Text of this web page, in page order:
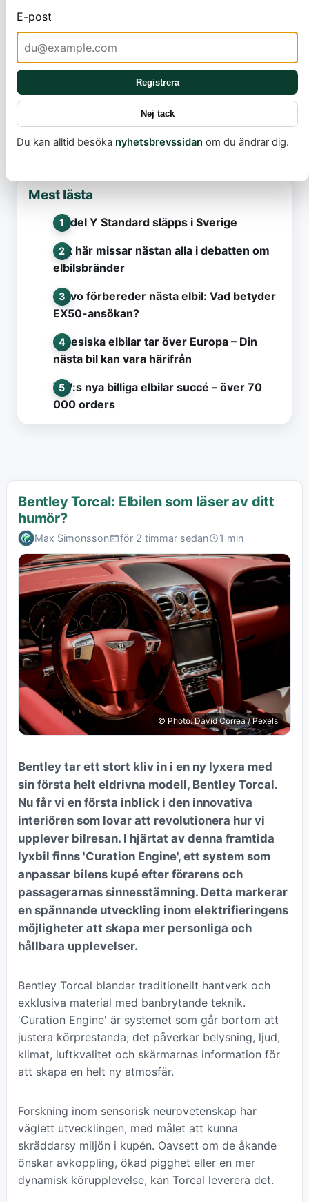
instegsversion förväntas
år, vilket ytterligare kommer att bredda
tillgängligheten och påskynda den gröna
Mest lästa
Model Y Standard släpps i Sverige
Det här missar nästan alla i debatten om
elbilsbränder
Volvo förbereder nästa elbil: Vad betyder
EX50-ansökan?
Kinesiska elbilar tar över Europa – Din
nästa bil kan vara härifrån
VW:s nya billiga elbilar succé – över 70
000 orders
Bentley Torcal: Elbilen som läser av ditt
humör?
Max Simonsson för 2 timmar sedan 1 min
© Photo: David Correa / Pexels
Bentley tar ett stort kliv in i en ny lyxera med
sin första helt eldrivna modell, Bentley Torcal.
Nu får vi en första inblick i den innovativa
interiören som lovar att revolutionera hur vi
upplever bilresan. I hjärtat av denna framtida
lyxbil finns 'Curation Engine', ett system som
anpassar bilens kupé efter förarens och
passagerarnas sinnesstämning. Detta markerar
en spännande utveckling inom elektrifieringens
möjligheter att skapa mer personliga och
hållbara upplevelser.
Bentley Torcal blandar traditionellt hantverk och
exklusiva material med banbrytande teknik.
'Curation Engine' är systemet som går bortom att
justera körprestanda; det påverkar belysning, ljud,
klimat, luftkvalitet och skärmarnas information för
att skapa en helt ny atmosfär.
Forskning inom sensorisk neurovetenskap har
väglett utvecklingen, med målet att kunna
skräddarsy miljön i kupén. Oavsett om de åkande
önskar avkoppling, ökad pigghet eller en mer
dynamisk körupplevelse, kan Torcal leverera det.
E-post
Registrera
Nej tack
Du kan alltid besöka nyhetsbrevssidan om du ändrar dig.